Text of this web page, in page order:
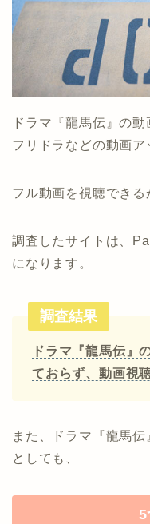
ドラマ『龍馬伝』の
フリドラなどの動画ア
フル動画を視聴できる
調査したサイトは、
になります。
調査結果
ドラマ『龍馬伝』
ておらず、動画視
また、ドラマ『龍馬
としても、
5